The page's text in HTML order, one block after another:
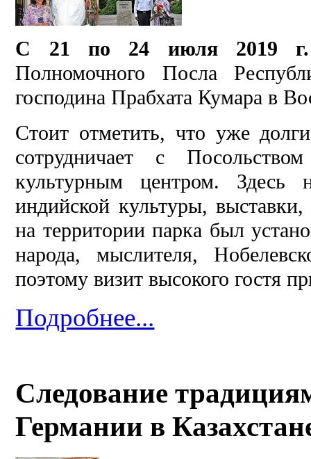
С 21 по 24 июля 2019 г.
Полномочного Посла
господина Прабхата Кумара в
Стоит отметить, что уже
сотрудничает с
культурным центром. Здесь
индийской культуры,
на территории парка был
народа, мыслителя,
поэтому визит высокого гостя
Подробнее...
Следование
Германии в